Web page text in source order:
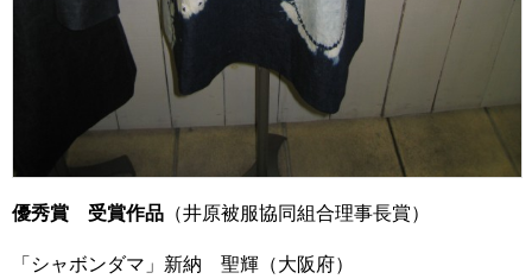
優秀賞 受賞作品 （井原被服協同組合理事長賞）
「シャボンダマ」新納 聖輝（大阪府）